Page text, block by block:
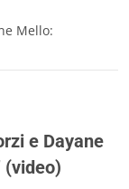
Mello:
e Dayane
(video)